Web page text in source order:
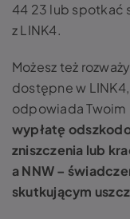
44 23 lub spotkać
z LINK4.
Możesz też
dostępne w
odpowiada
wypłatę
zniszczenia lub
a NNW –
skutkującym